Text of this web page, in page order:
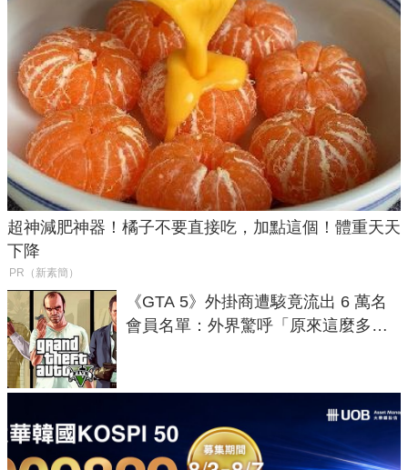
超神減肥神器！橘子不要直接吃，加點這個！體重天天
下降
PR（新素簡）
《GTA 5》外掛商遭駭竟流出 6 萬名
會員名單：外界驚呼「原來這麼多人